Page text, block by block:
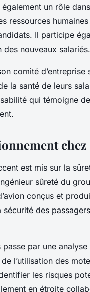
un rôle
ressources
Il participe
des nouveaux salariés.
comité
la santé de leurs
qui témoigne
est mis sur la
sûreté du
conçus et
des
par une
l’utilisation des
les risques
en étroite